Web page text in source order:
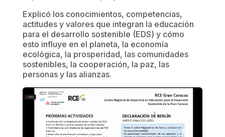
Explicó los conocimientos, competencias,
actitudes y valores que integran la educación
para el desarrollo sostenible (EDS) y cómo
esto influye en el planeta, la economía
ecológica, la prosperidad, las comunidades
sostenibles, la cooperación, la paz, las
personas y las alianzas.